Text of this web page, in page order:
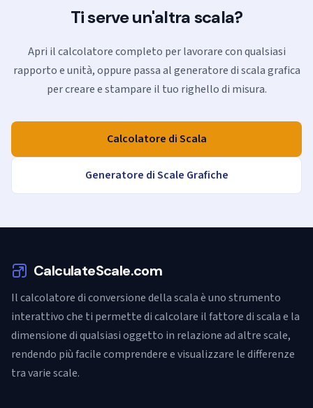
Ti serve un'altra scala?
Apri il calcolatore completo per lavorare con qualsiasi
rapporto e unità, oppure passa al generatore di scala grafica
per creare e stampare il tuo righello di misura.
Calcolatore di Scala
Generatore di Scale Grafiche
CalculateScale.com
Il calcolatore di conversione della scala è uno strumento
interattivo che ti permette di calcolare il fattore di scala e la
dimensione di qualsiasi oggetto in relazione ad altre scale,
rendendo più facile comprendere e visualizzare le differenze
tra varie scale.